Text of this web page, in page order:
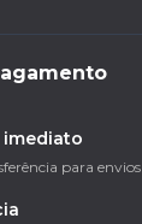
para